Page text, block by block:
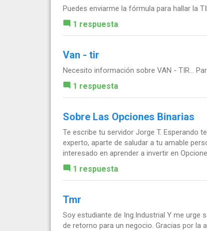
Puedes enviarme la fórmula para hallar la
1 respuesta
Van - tir
Necesito información sobre VAN - TIR...
1 respuesta
Sobre Las Opciones Binarias
Te escribe tu servidor Jorge T. Esperando
experto, aparte de saludar a tu amable
interesado en aprender a invertir en
1 respuesta
Tmr
Soy estudiante de Ing.Industrial Y me urge
de retorno para un negocio. Gracias por la